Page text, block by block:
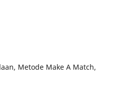
Metode Make A Match,